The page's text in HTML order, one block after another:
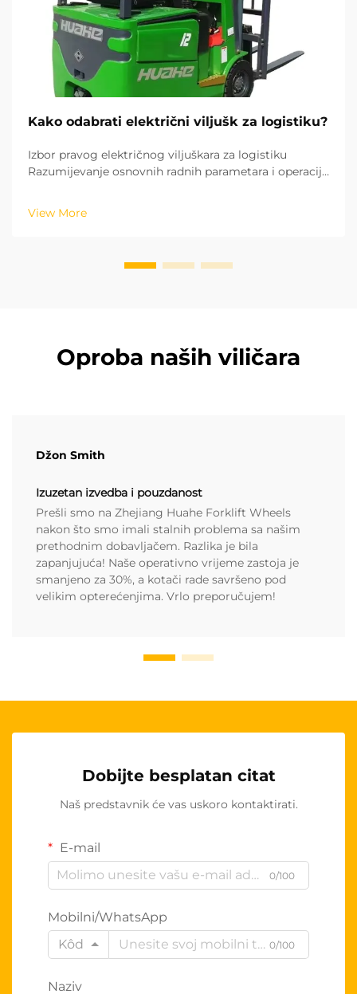
Kako odabrati električni viljušk za logistiku?
Izbor pravog električnog viljuškara za logistiku
Razumijevanje osnovnih radnih parametara i operacija
viljuškara. Na osnovu standarda ISO industrijskih
vozila, visina podizanja i r...
View More
Oproba naših viličara
Džon Smith
Izuzetan izvedba i pouzdanost
Prešli smo na Zhejiang Huahe Forklift Wheels
nakon što smo imali stalnih problema sa našim
prethodnim dobavljačem. Razlika je bila
zapanjujuća! Naše operativno vrijeme zastoja je
smanjeno za 30%, a kotači rade savršeno pod
velikim opterećenjima. Vrlo preporučujem!
Dobijte besplatan citat
Naš predstavnik će vas uskoro kontaktirati.
E-mail
0/100
Mobilni/WhatsApp
Kôd
0/100
Naziv